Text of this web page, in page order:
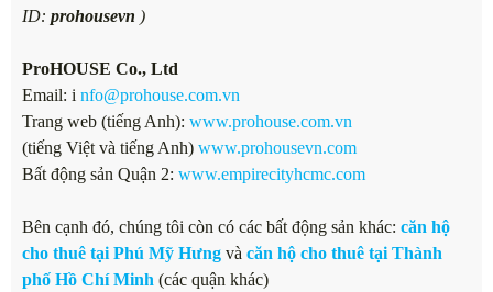
ID: prohousevn )
ProHOUSE Co., Ltd
Email: i nfo@prohouse.com.vn
Trang web (tiếng Anh): www.prohouse.com.vn
(tiếng Việt và tiếng Anh) www.prohousevn.com
Bất động sản Quận 2: www.empirecityhcmc.com
Bên cạnh đó, chúng tôi còn có các bất động sản khác: căn hộ
cho thuê tại Phú Mỹ Hưng và căn hộ cho thuê tại Thành
phố Hồ Chí Minh (các quận khác)